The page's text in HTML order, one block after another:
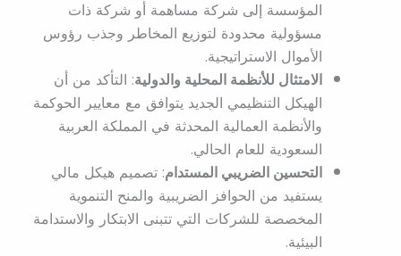
المؤسسة إلى شركة مساهمة أو شركة ذات
مسؤولية محدودة لتوزيع المخاطر وجذب رؤوس
الأموال الاستراتيجية.
الامتثال للأنظمة المحلية والدولية: التأكد من أن
الهيكل التنظيمي الجديد يتوافق مع معايير الحوكمة
والأنظمة العمالية المحدثة في المملكة العربية
السعودية للعام الحالي.
التحسين الضريبي المستدام: تصميم هيكل مالي
يستفيد من الحوافز الضريبية والمنح التنموية
المخصصة للشركات التي تتبنى الابتكار والاستدامة
البيئية.